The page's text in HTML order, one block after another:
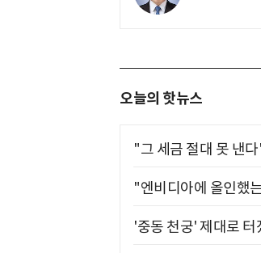
오늘의 핫뉴스
"그 세금 절대 못 낸
"엔비디아에 올인했
'중동 천궁' 제대로